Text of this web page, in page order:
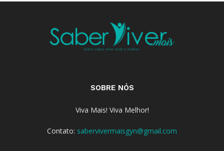
SOBRE NÓS
Viva Mais! Viva Melhor!
Contato: sabervivermaisgyn@gmail.com